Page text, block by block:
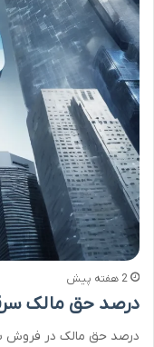
2 هفته پیش
درصد حق مالک
درصد حق مالک در فروش